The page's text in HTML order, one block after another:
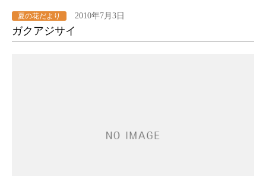
夏の花だより 2010年7月3日
ガクアジサイ